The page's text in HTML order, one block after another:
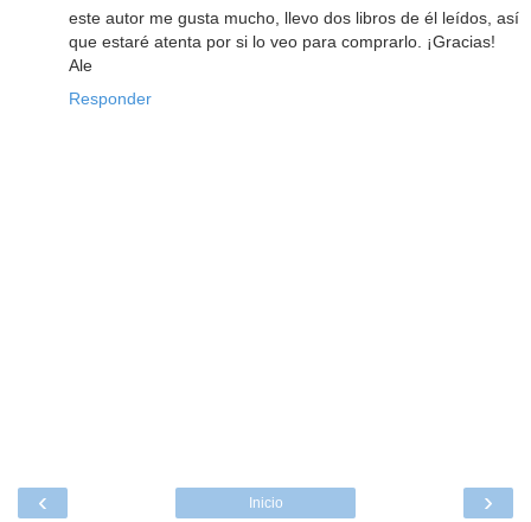
este autor me gusta mucho, llevo dos libros de él leídos, así
que estaré atenta por si lo veo para comprarlo. ¡Gracias!
Ale
Responder
‹ ›
Inicio